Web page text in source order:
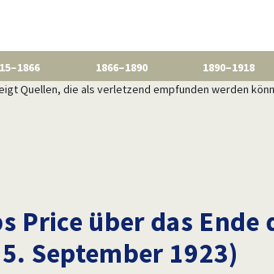
1866–1890 1890–1918
Quellen, die als verletzend empfunden werden
Price über das
September 1923)